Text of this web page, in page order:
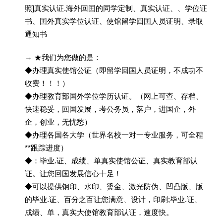
照]真实认证.海外回囯的同学定制、真实认证、、学位证
书、囯外真实学位认证、使馆留学回囯人员证明、录取
通知书
→ ★我们为您做的是：
◆办理真实使馆公证（即留学回国人员证明，不成功不
收费！！！）
◆办理教育部国外学位学历认证。（网上可查、存档、
快速稳妥，回国发展，考公务员，落户，进国企，外
企，创业，无忧愁）
◆办理各国各大学（世界名校一对一专业服务，可全程
**跟踪进度）
◆：毕业.证、成绩、单真实使馆公证、真实教育部认
证。让您回国发展信心十足！
◆可以提供钢印、水印、烫金、激光防伪、凹凸版、版
的毕业.证、百分之百让您满意、设计，印刷;毕业.证、
成绩、单，真实大使馆教育部认证，速度快。